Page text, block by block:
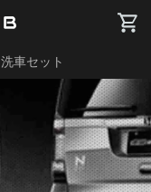
洗車セット